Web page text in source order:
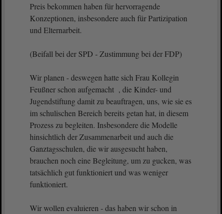
Preis bekommen haben für hervorragende
Konzeptionen, insbesondere auch für Partizipation
und Elternarbeit.
(Beifall bei der SPD - Zustimmung bei der FDP)
Wir planen - deswegen hatte sich Frau Kollegin
Feußner schon aufgemacht , die Kinder- und
Jugendstiftung damit zu beauftragen, uns, wie sie es
im schulischen Bereich bereits getan hat, in diesem
Prozess zu begleiten. Insbesondere die Modelle
hinsichtlich der Zusammenarbeit und auch die
Ganztagsschulen, die wir ausgesucht haben,
brauchen noch eine Begleitung, um zu gucken, was
tatsächlich gut funktioniert und was weniger
funktioniert.
Wir wollen evaluieren - das haben wir schon in